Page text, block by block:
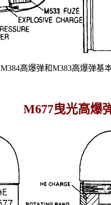
M384高爆弹和M383高爆弹基
M677曳光高爆